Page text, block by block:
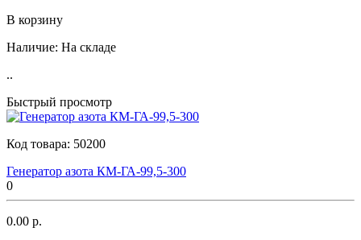
В корзину
Наличие: На складе
..
Быстрый просмотр
Код товара: 50200
Генератор азота КМ-ГА-99,5-300
0
0.00 р.